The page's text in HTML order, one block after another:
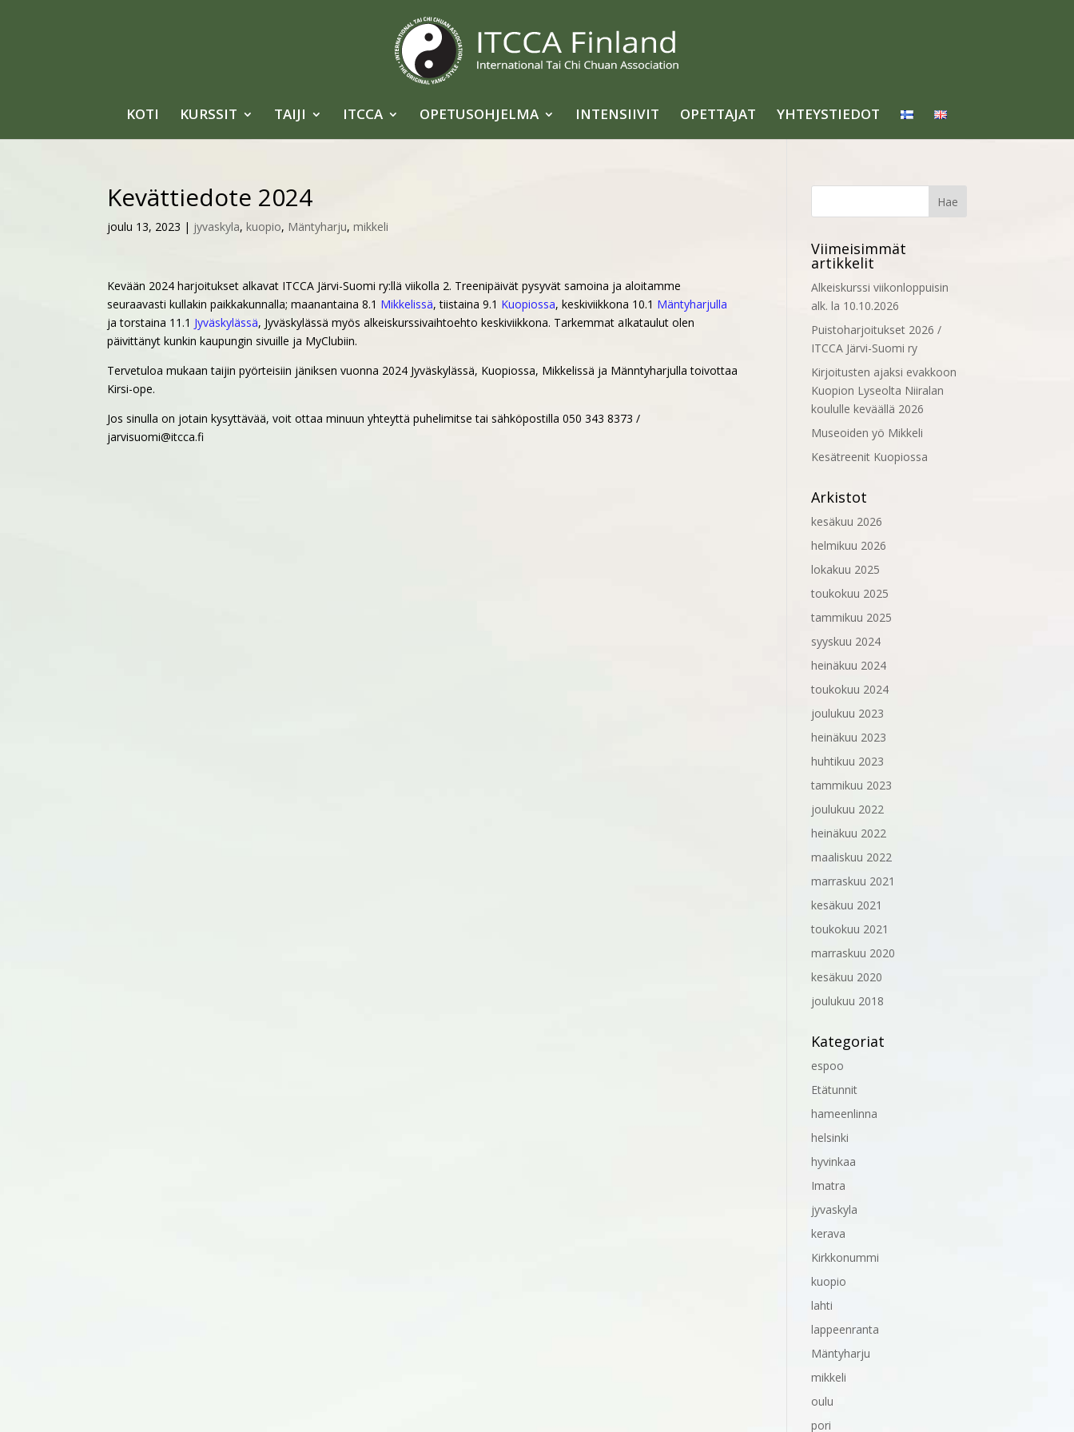
KOTI KURSSIT TAIJI ITCCA OPETUSOHJELMA INTENSIIVIT OPETTAJAT YHTEYSTIEDOT
Kevättiedote 2024
joulu 13, 2023 | jyvaskyla,kuopio, Mäntyharju,mikkeli
Kevään 2024 harjoitukset alkavat ITCCA Järvi-Suomi ry:llä viikolla 2. Treenipäivät pysyvät samoina ja aloitamme
seuraavasti kullakin paikkakunnalla; maanantaina 8.1 Mikkelissä, tiistaina 9.1 Kuopiossa, keskiviikkona 10.1 Mäntyharjulla
ja torstaina 11.1 Jyväskylässä, Jyväskylässä myös alkeiskurssivaihtoehto keskiviikkona. Tarkemmat aIkataulut olen
päivittänyt kunkin kaupungin sivuille ja MyClubiin.
Tervetuloa mukaan taijin pyörteisiin jäniksen vuonna 2024 Jyväskylässä, Kuopiossa, Mikkelissä ja Männtyharjulla toivottaa
Kirsi-ope.
Jos sinulla on jotain kysyttävää, voit ottaa minuun yhteyttä puhelimitse tai sähköpostilla 050 343 8373 /
jarvisuomi@itcca.fi
Viimeisimmät
artikkelit
Alkeiskurssi viikonloppuisin
alk. la 10.10.2026
Puistoharjoitukset 2026 /
ITCCA Järvi-Suomi ry
Kirjoitusten ajaksi evakkoon
Kuopion Lyseolta Niiralan
koululle keväällä 2026
Museoiden yö Mikkeli
Kesätreenit Kuopiossa
Arkistot
kesäkuu 2026
helmikuu 2026
lokakuu 2025
toukokuu 2025
tammikuu 2025
syyskuu 2024
heinäkuu 2024
toukokuu 2024
joulukuu 2023
heinäkuu 2023
huhtikuu 2023
tammikuu 2023
joulukuu 2022
heinäkuu 2022
maaliskuu 2022
marraskuu 2021
kesäkuu 2021
toukokuu 2021
marraskuu 2020
kesäkuu 2020
joulukuu 2018
Kategoriat
espoo
Etätunnit
hameenlinna
helsinki
hyvinkaa
Imatra
jyvaskyla
kerava
Kirkkonummi
kuopio
lahti
lappeenranta
Mäntyharju
mikkeli
oulu
pori